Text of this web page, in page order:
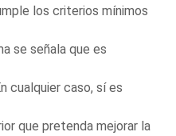
los criterios mínimos
se señala que es
cualquier caso, sí es
que pretenda mejorar la